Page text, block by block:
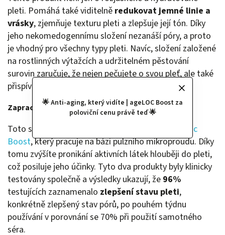
🌟 Anti-aging, který vidíte | ageLOC Boost za
poloviční cenu právě teď 🌟
pleti. Pomáhá také viditelně redukovat jemné linie a
vrásky, zjemňuje texturu pleti a zlepšuje její tón. Díky
jeho nekomedogennímu složení nezanáší póry, a proto
je vhodný pro všechny typy pleti. Navíc, složení založené
na rostlinných výtažcích a udržitelném pěstování
surovin zaručuje, že nejen pečujete o svou pleť, ale také
přispíváte k ochraně životního prostředí.
Zapracování séra pomocí ageLoc Boost
Toto sérum lze zapracovat také přístrojem
ageLoc
Boost, který pracuje na bázi pulzního mikroproudu. Díky
tomu zvýšíte pronikání aktivních látek hlouběji do pleti,
což posiluje jeho účinky. Tyto dva produkty byly klinicky
testovány společně a výsledky ukazují, že 96%
testujících zaznamenalo zlepšení stavu pleti,
konkrétně zlepšený stav pórů, po pouhém týdnu
používání v porovnání se 70% při použití samotného
séra.